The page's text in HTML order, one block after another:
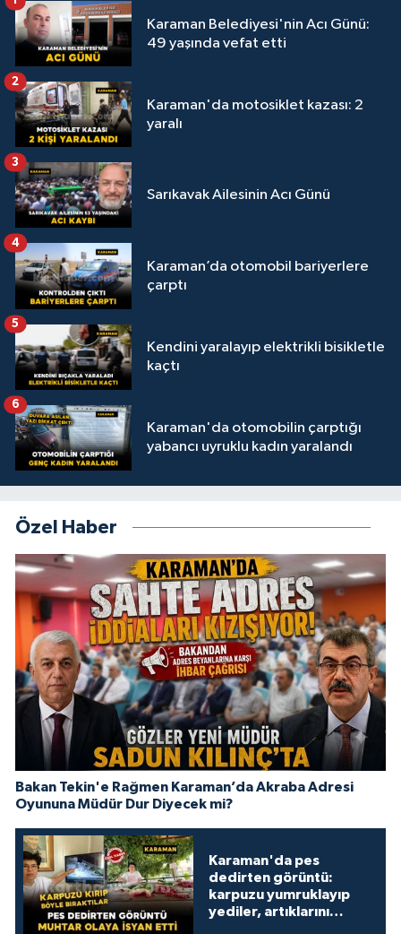
Karaman Belediyesi'nin Acı Günü:
49 yaşında vefat etti
Karaman'da motosiklet kazası: 2
yaralı
2
Sarıkavak Ailesinin Acı Günü
3
Karaman’da otomobil bariyerlere
çarptı
4
Kendini yaralayıp elektrikli bisikletle
kaçtı
5
Karaman'da otomobilin çarptığı
yabancı uyruklu kadın yaralandı
6
Özel Haber
Bakan Tekin'e Rağmen Karaman’da Akraba Adresi
Oyununa Müdür Dur Diyecek mi?
Karaman'da pes
dedirten görüntü:
karpuzu yumruklayıp
yediler, artıklarını